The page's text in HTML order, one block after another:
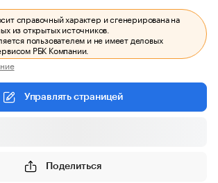
справочный характер и сгенерирована на
из открытых источников.
пользователем и не имеет деловых
РБК Компании.
Управлять страницей
Поделиться